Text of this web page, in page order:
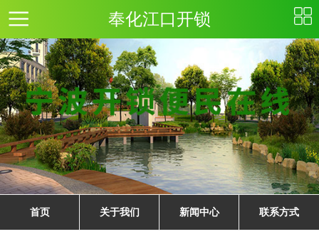
奉化江口开锁
首页 关于我们 新闻中心 联系方式